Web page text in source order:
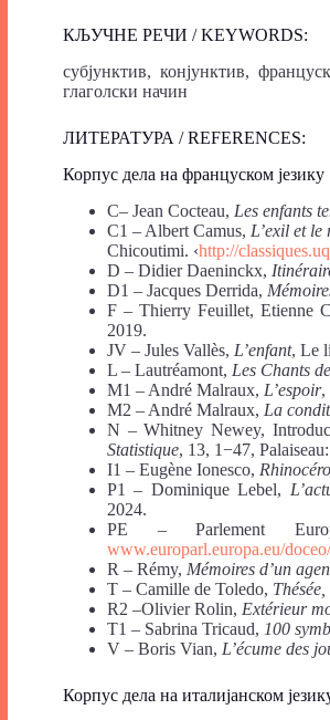
КЉУЧНЕ РЕЧИ / KEYWORDS:
субјунктив, конјунктив,
глаголски начин
ЛИТЕРАТУРА / REFERENCES:
Корпус дела на француском језику
C– Jean Cocteau, Les enfants
C1 – Albert Camus, L’exil et le
Chicoutimi. ‹http://
D – Didier Daeninckx,
D1 – Jacques Derrida,
F – Thierry Feuillet, Etienne
2019.
JV – Jules Vallès, L’enfant, Le
L – Lautréamont, Les Chants
M1 – André Malraux, L’espoir,
M2 – André Malraux, La
N – Whitney Newey,
Statistique, 13, 1−47,
I1 – Eugène Ionesco,
P1 – Dominique Lebel,
2024.
PE – Parlement
www.europarl.europa.eu/
R – Rémy, Mémoires d’un
T – Camille de Toledo,
R2 –Olivier Rolin, Extérieur
Т1 – Sabrina Tricaud, 100
V – Boris Vian, L’écume des
Корпус дела на италијанском